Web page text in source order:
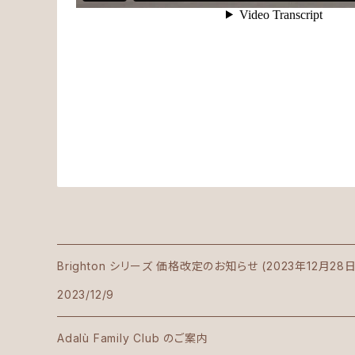
Brighton シリーズ 価格改定のお知らせ (2023年12月28日
2023/12/9
Adalù Family Club のご案内